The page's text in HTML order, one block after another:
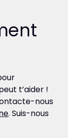
t’aider !
nous
. Suis-nous